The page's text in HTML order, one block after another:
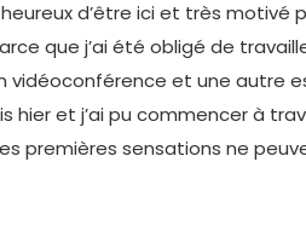
d’être ici et très motivé
que j’ai été obligé de
vidéoconférence et une autre
hier et j’ai pu commencer à
premières sensations ne